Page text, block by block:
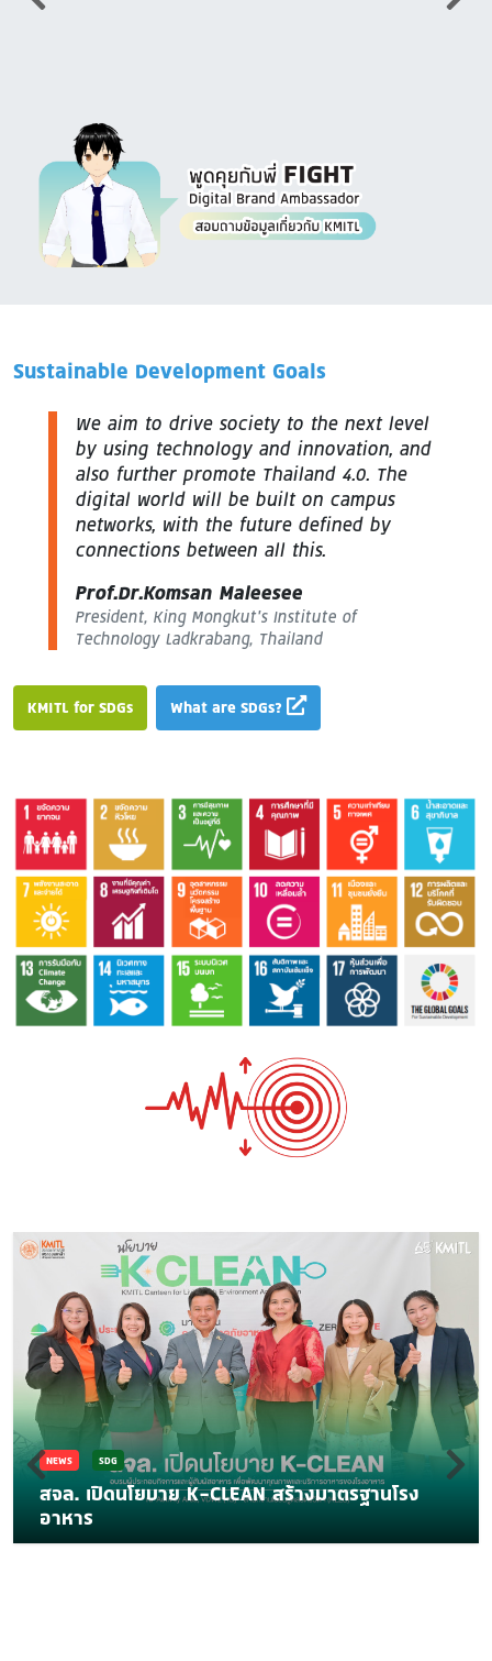
Sustainable Development Goals
We aim to drive society to the next level
by using technology and innovation, and
also further promote Thailand 4.0. The
digital world will be built on campus
networks, with the future defined by
connections between all this.
Prof.Dr.Komsan Maleesee
President, King Mongkut’s Institute of
Technology Ladkrabang, Thailand
KMITL for SDGs What are SDGs?
Image
NEWS SDG
สจล. เปิดนโยบาย K-CLEAN สร้างมาตรฐานโรง
อาหาร